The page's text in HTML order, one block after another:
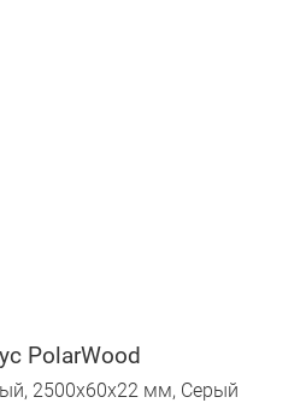
PolarWood
2500х60х22 мм, Серый